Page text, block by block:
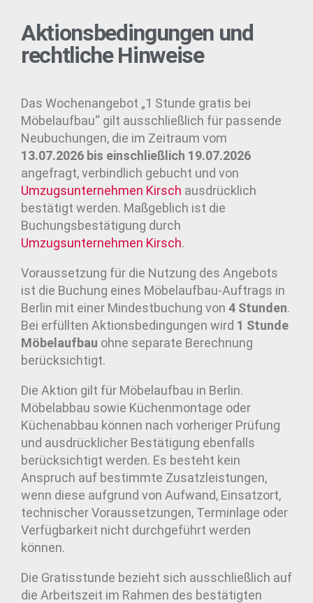
Aktionsbedingungen und
rechtliche Hinweise
Das Wochenangebot „1 Stunde gratis bei
Möbelaufbau“ gilt ausschließlich für passende
Neubuchungen, die im Zeitraum vom
13.07.2026 bis einschließlich 19.07.2026
angefragt, verbindlich gebucht und von
Umzugsunternehmen Kirsch ausdrücklich
bestätigt werden. Maßgeblich ist die
Buchungsbestätigung durch
Umzugsunternehmen Kirsch.
Voraussetzung für die Nutzung des Angebots
ist die Buchung eines Möbelaufbau-Auftrags in
Berlin mit einer Mindestbuchung von 4 Stunden.
Bei erfüllten Aktionsbedingungen wird 1 Stunde
Möbelaufbau ohne separate Berechnung
berücksichtigt.
Die Aktion gilt für Möbelaufbau in Berlin.
Möbelabbau sowie Küchenmontage oder
Küchenabbau können nach vorheriger Prüfung
und ausdrücklicher Bestätigung ebenfalls
berücksichtigt werden. Es besteht kein
Anspruch auf bestimmte Zusatzleistungen,
wenn diese aufgrund von Aufwand, Einsatzort,
technischer Voraussetzungen, Terminlage oder
Verfügbarkeit nicht durchgeführt werden
können.
Die Gratisstunde bezieht sich ausschließlich auf
die Arbeitszeit im Rahmen des bestätigten